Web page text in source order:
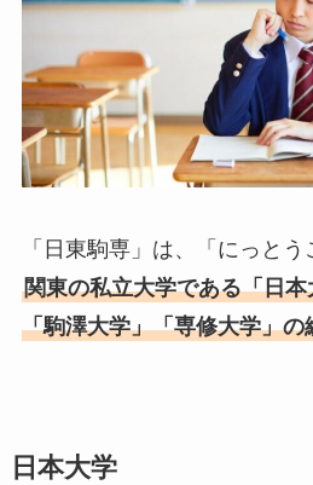
「日東駒専」は、「にっとう
関東の私立大学である「日
「駒澤大学」「専修大学」の
日本大学